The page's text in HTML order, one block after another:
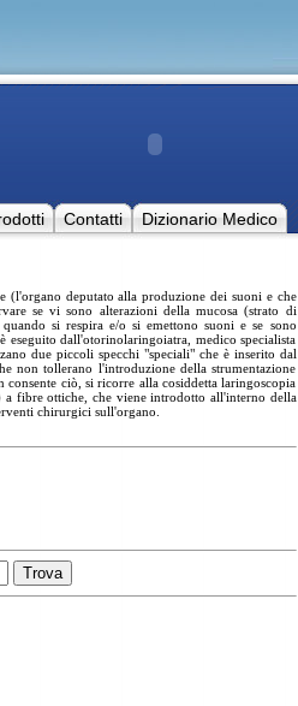
Contatti Dizionario Medico
(l'organo deputato alla produzione dei suoni e che
se vi sono alterazioni della mucosa (strato di
si respira e/o si emettono suoni e se sono
eseguito dall'otorinolaringoiatra, medico specialista
due piccoli specchi "speciali" che è inserito dal
non tollerano l'introduzione della strumentazione
consente ciò, si ricorre alla cosiddetta laringoscopia
a fibre ottiche, che viene introdotto all'interno della
chirurgici sull'organo.